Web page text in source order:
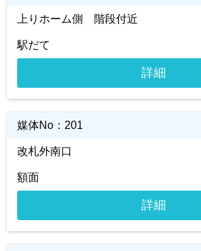
上りホーム側 階段付近
駅だて
詳細
媒体No： 201
改札外南口
額面
詳細